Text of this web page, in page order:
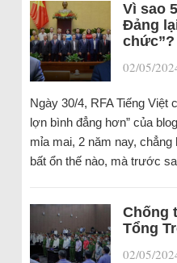
Vì sao
Đảng
chức”?
02/05/
Ngày 30/4, RFA Tiếng Việt
lợn bình đẳng hơn” của
mỉa mai, 2 năm nay,
bất ổn thế nào, mà trước
Chống
Tổng
02/05/